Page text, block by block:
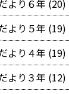
より６年 (20)
より５年 (19)
より４年 (19)
より３年 (12)